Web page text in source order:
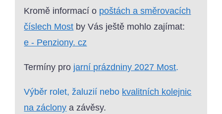
Kromě informací o poštách a směrovacích
číslech Most by Vás ještě mohlo zajímat:
e - Penziony. cz
Termíny pro jarní prázdniny 2027 Most.
Výběr rolet, žaluzií nebo kvalitních kolejnic
na záclony a závěsy.